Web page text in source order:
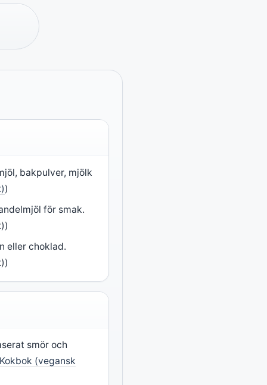
bakpulver, mjölk
)
för smak.
eller choklad.
smör och
(vegansk